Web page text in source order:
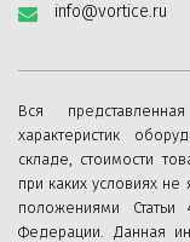
info@vortice.ru
Вся
характеристик
складе, стоимости
при каких условиях
положениями Статьи
Федерации. Данная